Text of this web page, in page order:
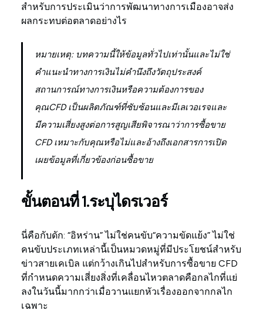
สำหรับการประเมินว่าการพัฒนาทางการเมืองอาจส่ง
ผลกระทบต่อตลาดอย่างไร
หมายเหตุ: บทความนี้ให้ข้อมูลทั่วไปเท่านั้นและไม่ใช่
คำแนะนำทางการเงินไม่คำนึงถึงวัตถุประสงค์
สถานการณ์ทางการเงินหรือความต้องการของ
คุณCFD เป็นผลิตภัณฑ์ที่ซับซ้อนและมีเลเวอเรจและ
มีความเสี่ยงสูงต่อการสูญเสียพิจารณาว่าการซื้อขาย
CFD เหมาะกับคุณหรือไม่และอ้างถึงเอกสารการเปิด
เผยข้อมูลที่เกี่ยวข้องก่อนซื้อขาย
ขั้นตอนที่ 1.ระบุไดรเวอร์
นี่คือกับดัก: “อิหร่าน” ไม่ใช่คนขับ“ความขัดแย้ง” ไม่ใช่
คนขับประเภทเหล่านี้เป็นหมวดหมู่ที่มีประโยชน์สำหรับ
ข่าวสายเคเบิล แต่กว้างเกินไปสำหรับการซื้อขาย CFD
ที่กำหนดความเสี่ยงสิ่งที่เคลื่อนไหวตลาดคือกลไกที่แย่
ลงในวันนี้มากกว่าเมื่อวานแยกหัวเรื่องออกจากกลไก
เฉพาะ